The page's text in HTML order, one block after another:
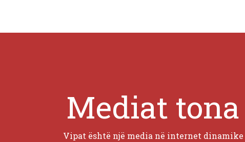
Mediat tona
Vipat është një media në internet dinamike